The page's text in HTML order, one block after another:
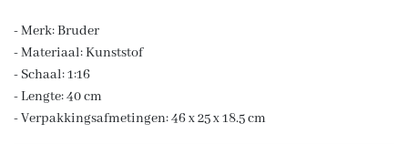
- Merk: Bruder
- Materiaal: Kunststof
- Schaal: 1:16
- Lengte: 40 cm
- Verpakkingsafmetingen: 46 x 25 x 18.5 cm